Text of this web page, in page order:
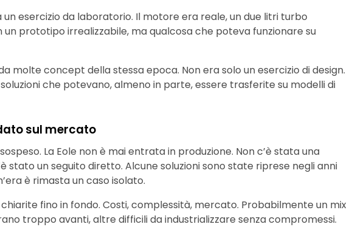
esercizio da laboratorio. Il motore era reale, un due litri turbo
un prototipo irrealizzabile, ma qualcosa che poteva funzionare su
molte concept della stessa epoca. Non era solo un esercizio di design.
che potevano, almeno in parte, essere trasferite su modelli di
sul mercato
La Eole non è mai entrata in produzione. Non c’è stata una
stato un seguito diretto. Alcune soluzioni sono state riprese negli anni
è rimasta un caso isolato.
fino in fondo. Costi, complessità, mercato. Probabilmente un mix
troppo avanti, altre difficili da industrializzare senza compromessi.